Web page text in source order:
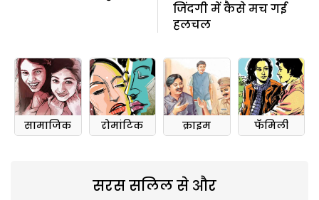
जिंदगी में कैसे मच गई
हलचल
सामाजिक रोमांटिक क्राइम फॅमिली
सरस सलिल से और